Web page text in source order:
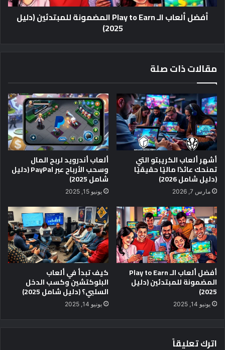
(دليل
2025)
أفضل ألعاب الـ Play to Earn المضمونة للمبتدئين (دليل
2025)
مقالات ذات صلة
أشهر ألعاب الكريبتو التي
تمنحك عائدًا ماليًا حقيقيًا
(دليل شامل 2026)
مارس 7, 2026
ألعاب أندرويد لربح المال
وسحب الأرباح عبر PayPal (دليل
شامل 2025)
يونيو 15, 2025
أفضل ألعاب الـ Play to Earn
المضمونة للمبتدئين (دليل
2025)
يونيو 14, 2025
كيف تبدأ في ألعاب
البلوكتشين وكسب الدخل
السلبي؟ (دليل شامل 2025)
يونيو 14, 2025
اترك تعليقاً